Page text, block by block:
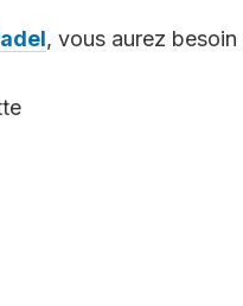
, vous aurez besoin